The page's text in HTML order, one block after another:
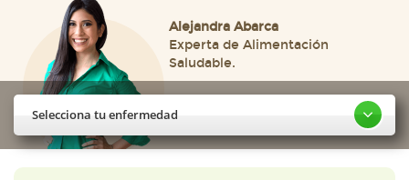
Alejandra Abarca
Experta de Alimentación
Saludable.
Selecciona tu enfermedad